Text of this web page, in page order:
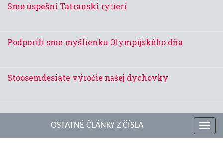
Sme úspešní Tatranskí rytieri
Podporili sme myšlienku Olympijského dňa
Stoosemdesiate výročie našej dychovky
OSTATNÉ ČLÁNKY Z ČÍSLA